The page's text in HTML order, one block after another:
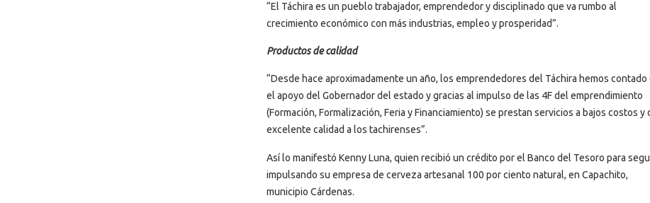
“El Táchira es un pueblo trabajador, emprendedor y disciplinado que va rumbo al
crecimiento económico con más industrias, empleo y prosperidad”.
Productos de calidad
“Desde hace aproximadamente un año, los emprendedores del Táchira hemos contado
el apoyo del Gobernador del estado y gracias al impulso de las 4F del emprendimiento
(Formación, Formalización, Feria y Financiamiento) se prestan servicios a bajos costos y
excelente calidad a los tachirenses”.
Así lo manifestó Kenny Luna, quien recibió un crédito por el Banco del Tesoro para
impulsando su empresa de cerveza artesanal 100 por ciento natural, en Capachito,
municipio Cárdenas.